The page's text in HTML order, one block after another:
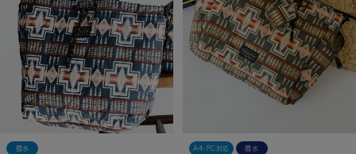
撥水 A4・PC対応 撥水